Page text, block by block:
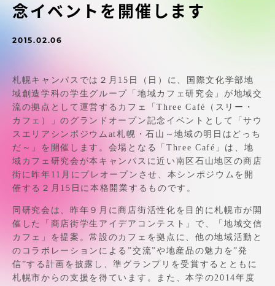
念イベントを開催します
2015.02.06
札幌キャンパスでは２月15日（日）に、国際文化学部地
域創造学科の学生グループ「地域カフェ研究会」が地域交
流の拠点として運営するカフェ「Three Café（スリー・
カフェ）」のグランドオープン記念イベントとして「サウ
スエリアシンポジウムat札幌・石山～地域の明日はどっち
だ～」を開催します。会場となる「Three Café」は、地
域カフェ研究会が本キャンパスに近い南区石山地区の商店
街に昨年11月にプレオープンさせ、本シンポジウムを開
催する２月15日に本格開業するものです。
同研究会は、昨年９月に商店街活性化を目的に札幌市が開
催した「商店街学生アイデアコンテスト」で、「地域交信
カフェ」を提案。常設のカフェを拠点に、他の地域活動と
のコラボレーションによる”交流”や地産品の魅力を”発
信”する計画を披露し、準グランプリを受賞するとともに
札幌市からの支援を得ています。また、本学の2014年度
教育・研究
受験・入学案内
学生生活
グローバルネットワーク
学外連携
学園ネットワーク
各種情報・お問い合わせ